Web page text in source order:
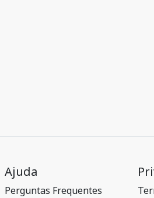
Ajuda
Perguntas Frequentes